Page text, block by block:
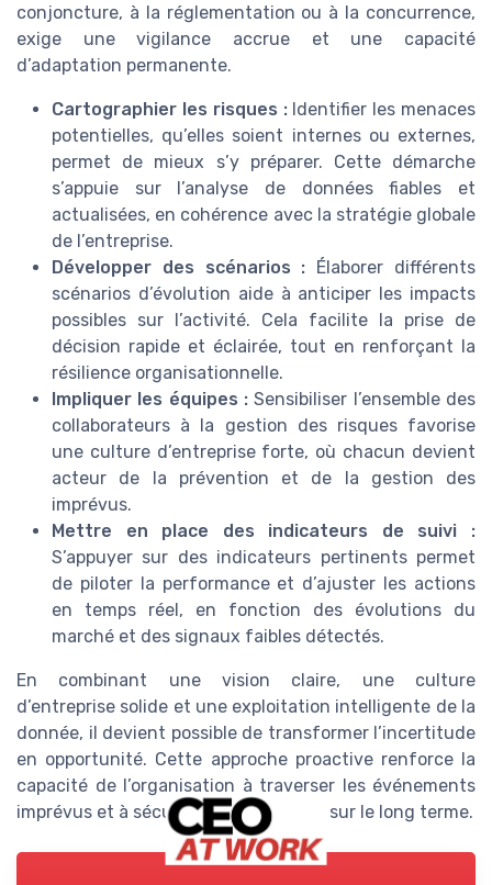
conjoncture, à la réglementation ou à la concurrence,
exige une vigilance accrue et une capacité
d’adaptation permanente.
Cartographier les risques :Identifier les menaces
potentielles, qu’elles soient internes ou externes,
permet de mieux s’y préparer. Cette démarche
s’appuie sur l’analyse de données fiables et
actualisées, en cohérence avec la stratégie globale
de l’entreprise.
Développer des scénarios : Élaborer différents
scénarios d’évolution aide à anticiper les impacts
possibles sur l’activité. Cela facilite la prise de
décision rapide et éclairée, tout en renforçant la
résilience organisationnelle.
Impliquer les équipes : Sensibiliser l’ensemble des
collaborateurs à la gestion des risques favorise
une culture d’entreprise forte, où chacun devient
acteur de la prévention et de la gestion des
imprévus.
Mettre en place des indicateurs de suivi :
S’appuyer sur des indicateurs pertinents permet
de piloter la performance et d’ajuster les actions
en temps réel, en fonction des évolutions du
marché et des signaux faibles détectés.
En combinant une vision claire, une culture
d’entreprise solide et une exploitation intelligente de la
donnée, il devient possible de transformer l’incertitude
en opportunité. Cette approche proactive renforce la
capacité de l’organisation à traverser les événements
imprévus et à sécuriser sa croissance sur le long terme.